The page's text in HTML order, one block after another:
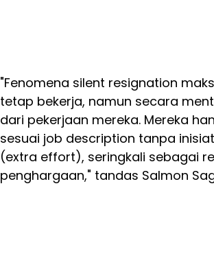
"Fenomena silent resignation
tetap bekerja, namun secara
dari pekerjaan mereka. Mereka
sesuai job description tanpa
(extra effort), seringkali sebagai
penghargaan," tandas Salmon